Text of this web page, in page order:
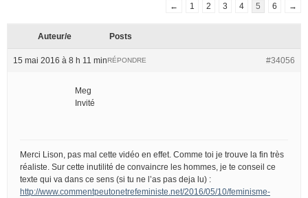
←
1 2 3 4 5 6 →
Auteur/e Posts
15 mai 2016 à 8 h 11 min #34056
RÉPONDRE
Meg
Invité
Merci Lison, pas mal cette vidéo en effet. Comme toi je trouve la fin très
réaliste. Sur cette inutilité de convaincre les hommes, je te conseil ce
texte qui va dans ce sens (si tu ne l’as pas deja lu) :
http://www.commentpeutonetrefeministe.net/2016/05/10/feminisme-